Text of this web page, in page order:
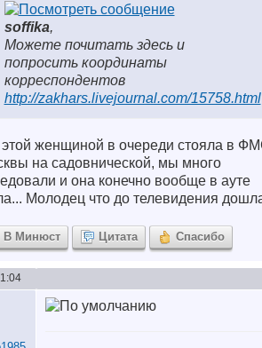
soffika,
Можете почитать здесь и
попросить координаты
корреспондентов
http://zakhars.livejournal.com/15758.html
женщиной в очереди стояла в
на садовнической, мы много
и она конечно вообще в ауте
Молодец что до телевидения
В Минюст Цитата Спасибо